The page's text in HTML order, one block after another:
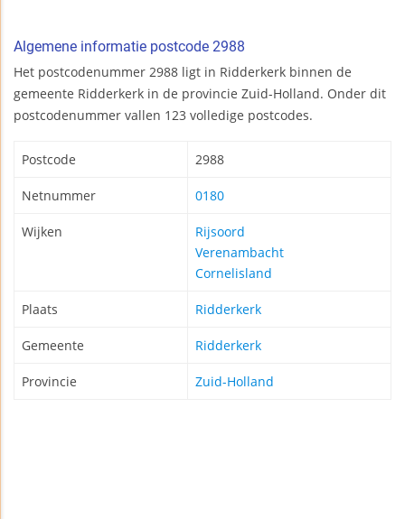
Algemene informatie postcode 2988
Het postcodenummer 2988 ligt in Ridderkerk binnen de
gemeente Ridderkerk in de provincie Zuid-Holland. Onder dit
postcodenummer vallen 123 volledige postcodes.
Postcode 2988
Netnummer 0180
Wijken
Rijsoord
Verenambacht
Cornelisland
Plaats Ridderkerk
Gemeente Ridderkerk
Provincie Zuid-Holland